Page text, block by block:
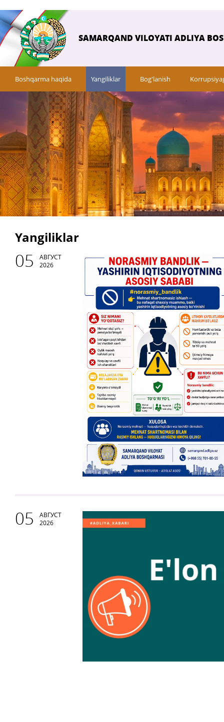
SAMARQAND VILOYATI ADLIYA
Boshqarma haqida Yangiliklar Bog'lanish
Yangiliklar
05
АВГУСТ
2026
05
АВГУСТ
2026